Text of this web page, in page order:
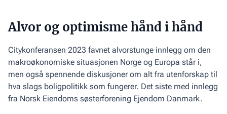
Alvor og optimisme hånd i hånd
Citykonferansen 2023 favnet alvorstunge innlegg om den
makroøkonomiske situasjonen Norge og Europa står i,
men også spennende diskusjoner om alt fra utenforskap til
hva slags boligpolitikk som fungerer. Det siste med innlegg
fra Norsk Eiendoms søsterforening Ejendom Danmark.